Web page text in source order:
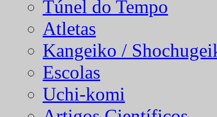
Túnel do Tempo
Atletas
Kangeiko /
Escolas
Uchi-komi